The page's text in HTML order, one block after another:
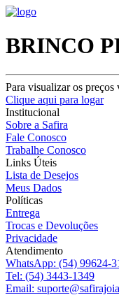
BRINCO
Para visualizar os
Clique aqui para logar
Institucional
Sobre a Safira
Fale Conosco
Trabalhe Conosco
Links Úteis
Lista de Desejos
Meus Dados
Políticas
Entrega
Trocas e Devoluções
Privacidade
Atendimento
WhatsApp: (54) 99624-
Tel: (54) 3443-1349
Email: